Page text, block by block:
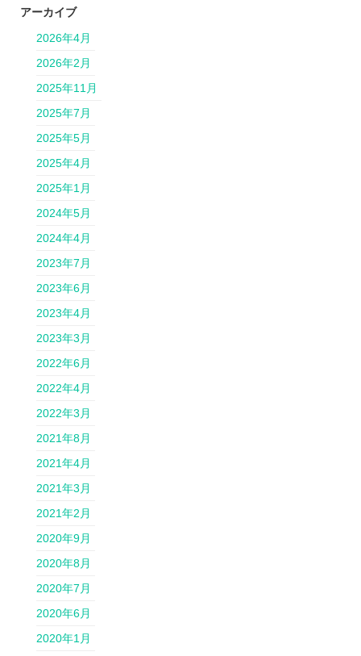
アーカイブ
2026年4月
2026年2月
2025年11月
2025年7月
2025年5月
2025年4月
2025年1月
2024年5月
2024年4月
2023年7月
2023年6月
2023年4月
2023年3月
2022年6月
2022年4月
2022年3月
2021年8月
2021年4月
2021年3月
2021年2月
2020年9月
2020年8月
2020年7月
2020年6月
2020年1月